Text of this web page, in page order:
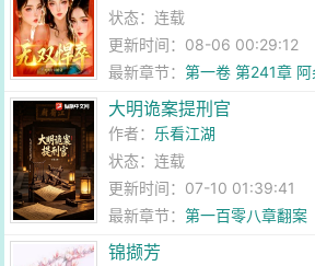
状态：连载
更新时间：08-06 00:29:12
最新章节：第一卷 第241章
退敌八万！
大明诡案提刑官
作者： 乐看江湖
状态：连载
更新时间：07-10 01:39:41
最新章节：第一百零八章翻案
锦撷芳